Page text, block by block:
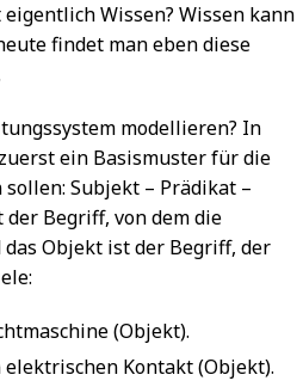
Wissen? Wissen kann
findet man eben diese
modellieren? In
ein Basismuster für die
Subjekt – Prädikat –
Begriff, von dem die
Objekt ist der Begriff, der
(Objekt).
Kontakt (Objekt).